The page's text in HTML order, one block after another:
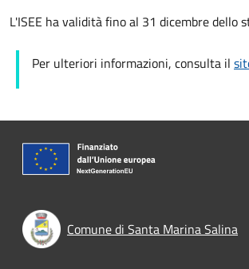
L'ISEE ha validità fino al 31 dicembre dello
Per ulteriori informazioni, consulta il
Comune di Santa Marina Salina